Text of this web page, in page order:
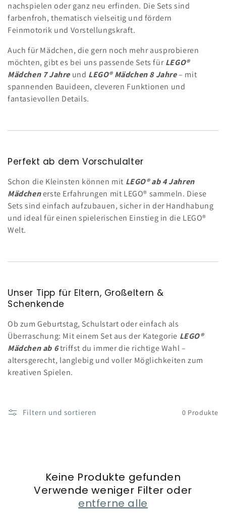
nachspielen oder ganz neu erfinden. Die Sets sind
farbenfroh, thematisch vielseitig und fördern
Feinmotorik und Vorstellungskraft.
Auch für Mädchen, die gern noch mehr ausprobieren
möchten, gibt es bei uns passende Sets fürLEGO®
Mädchen 7 Jahre und LEGO® Mädchen 8 Jahre– mit
spannenden Bauideen, cleveren Funktionen und
fantasievollen Details.
Perfekt ab dem Vorschulalter
Schon die Kleinsten können mit LEGO® ab 4 Jahren
Mädchenerste Erfahrungen mit LEGO® sammeln. Diese
Sets sind einfach aufzubauen, sicher in der Handhabung
und ideal für einen spielerischen Einstieg in die LEGO®
Welt.
Unser Tipp für Eltern, Großeltern &
Schenkende
Ob zum Geburtstag, Schulstart oder einfach als
Überraschung: Mit einem Set aus der Kategorie LEGO®
Mädchen ab 6triffst du immer die richtige Wahl –
altersgerecht, langlebig und voller Möglichkeiten zum
kreativen Spielen.
Filtern und sortieren 0 Produkte
Keine Produkte gefunden
Verwende weniger Filter oder
entferne alle